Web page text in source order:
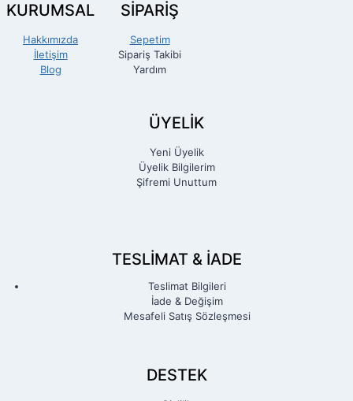
KURUMSAL
Hakkımızda
İletişim
Blog
SİPARİŞ
Sepetim
Sipariş Takibi
Yardım
ÜYELİK
Yeni Üyelik
Üyelik Bilgilerim
Şifremi Unuttum
TESLIMAT & İADE
Teslimat Bilgileri
İade & Değişim
Mesafeli Satış Sözleşmesi
DESTEK